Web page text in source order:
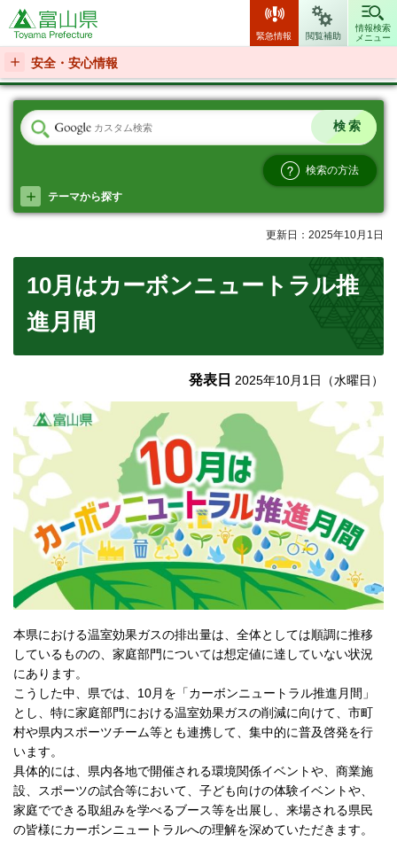
富山県
緊急情報 閲覧補助
情報検索
メニュー
安全・安心情報
検索の方法
テーマから探す
更新日：2025年10月1日
10月はカーボンニュートラル推
進月間
発表日 2025年10月1日（水曜日）
本県における温室効果ガスの排出量は、全体としては順調に推移
しているものの、家庭部門については想定値に達していない状況
にあります。
こうした中、県では、10月を「カーボンニュートラル推進月間」
とし、特に家庭部門における温室効果ガスの削減に向けて、市町
村や県内スポーツチーム等とも連携して、集中的に普及啓発を行
います。
具体的には、県内各地で開催される環境関係イベントや、商業施
設、スポーツの試合等において、子ども向けの体験イベントや、
家庭でできる取組みを学べるブース等を出展し、来場される県民
の皆様にカーボンニュートラルへの理解を深めていただきます。